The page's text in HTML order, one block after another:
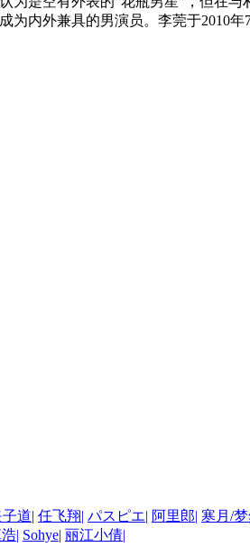
内外兼具的男演员。李莞于2010
道| 任飞翔| パスピエ| 阿里郎| 寒月/
| Sohye| 丽江小倩|